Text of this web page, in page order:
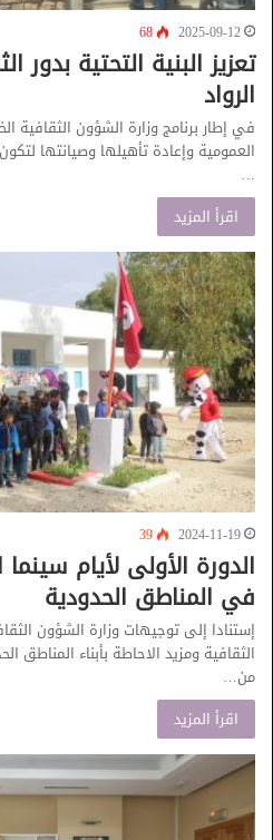
2025-09-12
68
تعزيز البنية التحتية بدور
الرواد
في إطار برنامج وزارة الشؤون الثقافية
العمومية وإعادة تأهيلها وصيانتها
…
اقرأ المزيد
2024-11-19
39
الدورة الأولى لأيام
في المناطق الحدودية
إستنادا إلى توجيهات وزارة الشؤون
الثقافية ومزيد الاحاطة بأبناء
من…
اقرأ المزيد